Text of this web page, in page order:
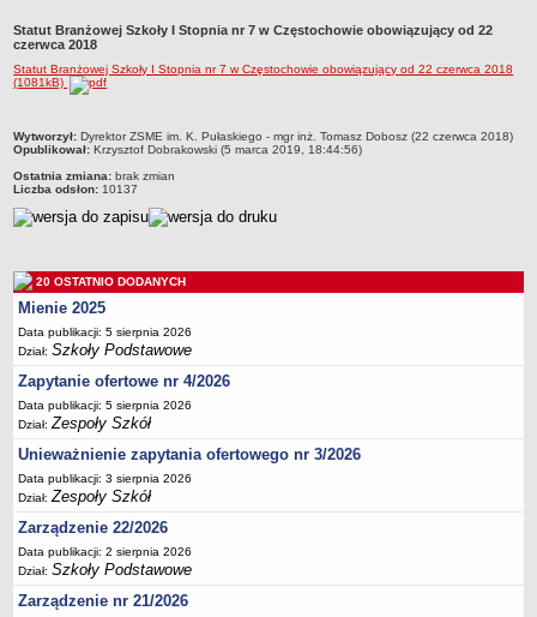
Zlikwidowane gimnazja
Przekształcone szkoły i placówki
SPECJALNE OŚRODKI SZKOLNO-WYCHOWAWCZE
Specjalny Ośrodek nr 1
Specjalny Ośrodek nr 5
BURSA MIEJSKA
Statut
Majątek
Godziny dyżurów
Ogłoszenie
Zarządzenia
Kontrole
Rejestry, ewidencje, archiwa
Sprawozdania
Deklaracja dostępności
PORADNIE PSYCHOLOGICZNO-PEDAGOGICZNE
Zespół Poradni
BIURO FINANSÓW OŚWIATY
Statut Branżowej Szkoły I Stopnia nr 7 w Częstochowie obowiązujący od 22
czerwca 2018
Statut Branżowej Szkoły I Stopnia nr 7 w Częstochowie obowiązujący od 22 czerwca 2018
(1081kB)
metryczka
Wytworzył: Dyrektor ZSME im. K. Pułaskiego - mgr inż. Tomasz Dobosz (22 czerwca 2018)
Opublikował: Krzysztof Dobrakowski (5 marca 2019, 18:44:56)
Ostatnia zmiana: brak zmian
Liczba odsłon: 10137
20 OSTATNIO DODANYCH
Mienie 2025
Data publikacji: 5 sierpnia 2026
Dział:Szkoły Podstawowe
Zapytanie ofertowe nr 4/2026
Data publikacji: 5 sierpnia 2026
Dział:Zespoły Szkół
Unieważnienie zapytania ofertowego nr 3/2026
Data publikacji: 3 sierpnia 2026
Dział:Zespoły Szkół
Zarządzenie 22/2026
Data publikacji: 2 sierpnia 2026
Dział:Szkoły Podstawowe
Zarządzenie nr 21/2026